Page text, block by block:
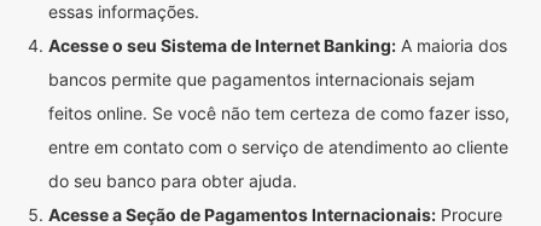
essas informações.
Acesse o seu Sistema de Internet Banking: A maioria dos
bancos permite que pagamentos internacionais sejam
feitos online. Se você não tem certeza de como fazer isso,
entre em contato com o serviço de atendimento ao cliente
do seu banco para obter ajuda.
Acesse a Seção de Pagamentos Internacionais: Procure